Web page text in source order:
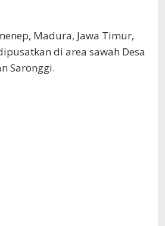
Madura, Jawa Timur,
di area sawah Desa
Saronggi.